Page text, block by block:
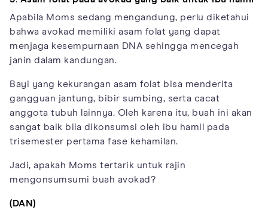
Apabila Moms sedang mengandung, perlu diketahui
bahwa avokad memiliki asam folat yang dapat
menjaga kesempurnaan DNA sehingga mencegah
janin dalam kandungan.
Bayi yang kekurangan asam folat bisa menderita
gangguan jantung, bibir sumbing, serta cacat
anggota tubuh lainnya. Oleh karena itu, buah ini akan
sangat baik bila dikonsumsi oleh ibu hamil pada
trisemester pertama fase kehamilan.
Jadi, apakah Moms tertarik untuk rajin
mengonsumsumi buah avokad?
(DAN)